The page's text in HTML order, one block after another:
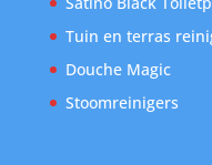
Tuin en terras
Douche Magic
Stoomreinigers